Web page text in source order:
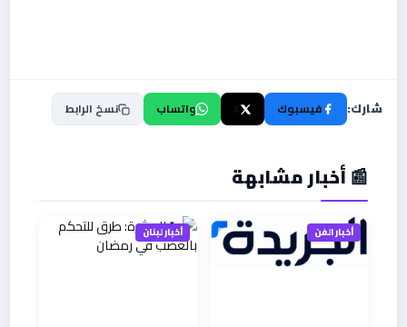
شارك: فيسبوك واتساب نسخ الرابط
📰 أخبار مشابهة
أخبار الفن أخبار لبنان